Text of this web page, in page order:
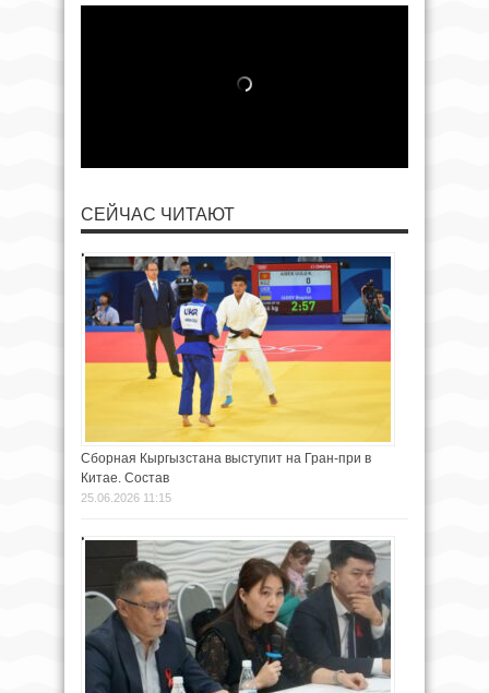
СЕЙЧАС ЧИТАЮТ
Сборная Кыргызстана выступит на Гран-при в
Китае. Состав
25.06.2026 11:15